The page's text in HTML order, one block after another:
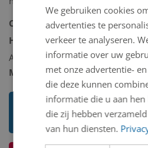
Collectie: Historische collectie
Historische collectie
Andere/diversen
Model 2D/3D: 2D binnen
Toon mij meer werken van Niet
bekend
We gebruiken cookies
advertenties te
verkeer te analyseren.
informatie over uw
met onze advertentie-
die deze kunnen
informatie die u aan
die zij hebben
van hun diensten.